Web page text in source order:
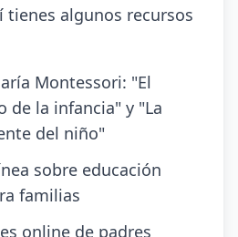
tienes algunos recursos
Montessori: "El
de la infancia" y "La
del niño"
sobre educación
familias
online de padres